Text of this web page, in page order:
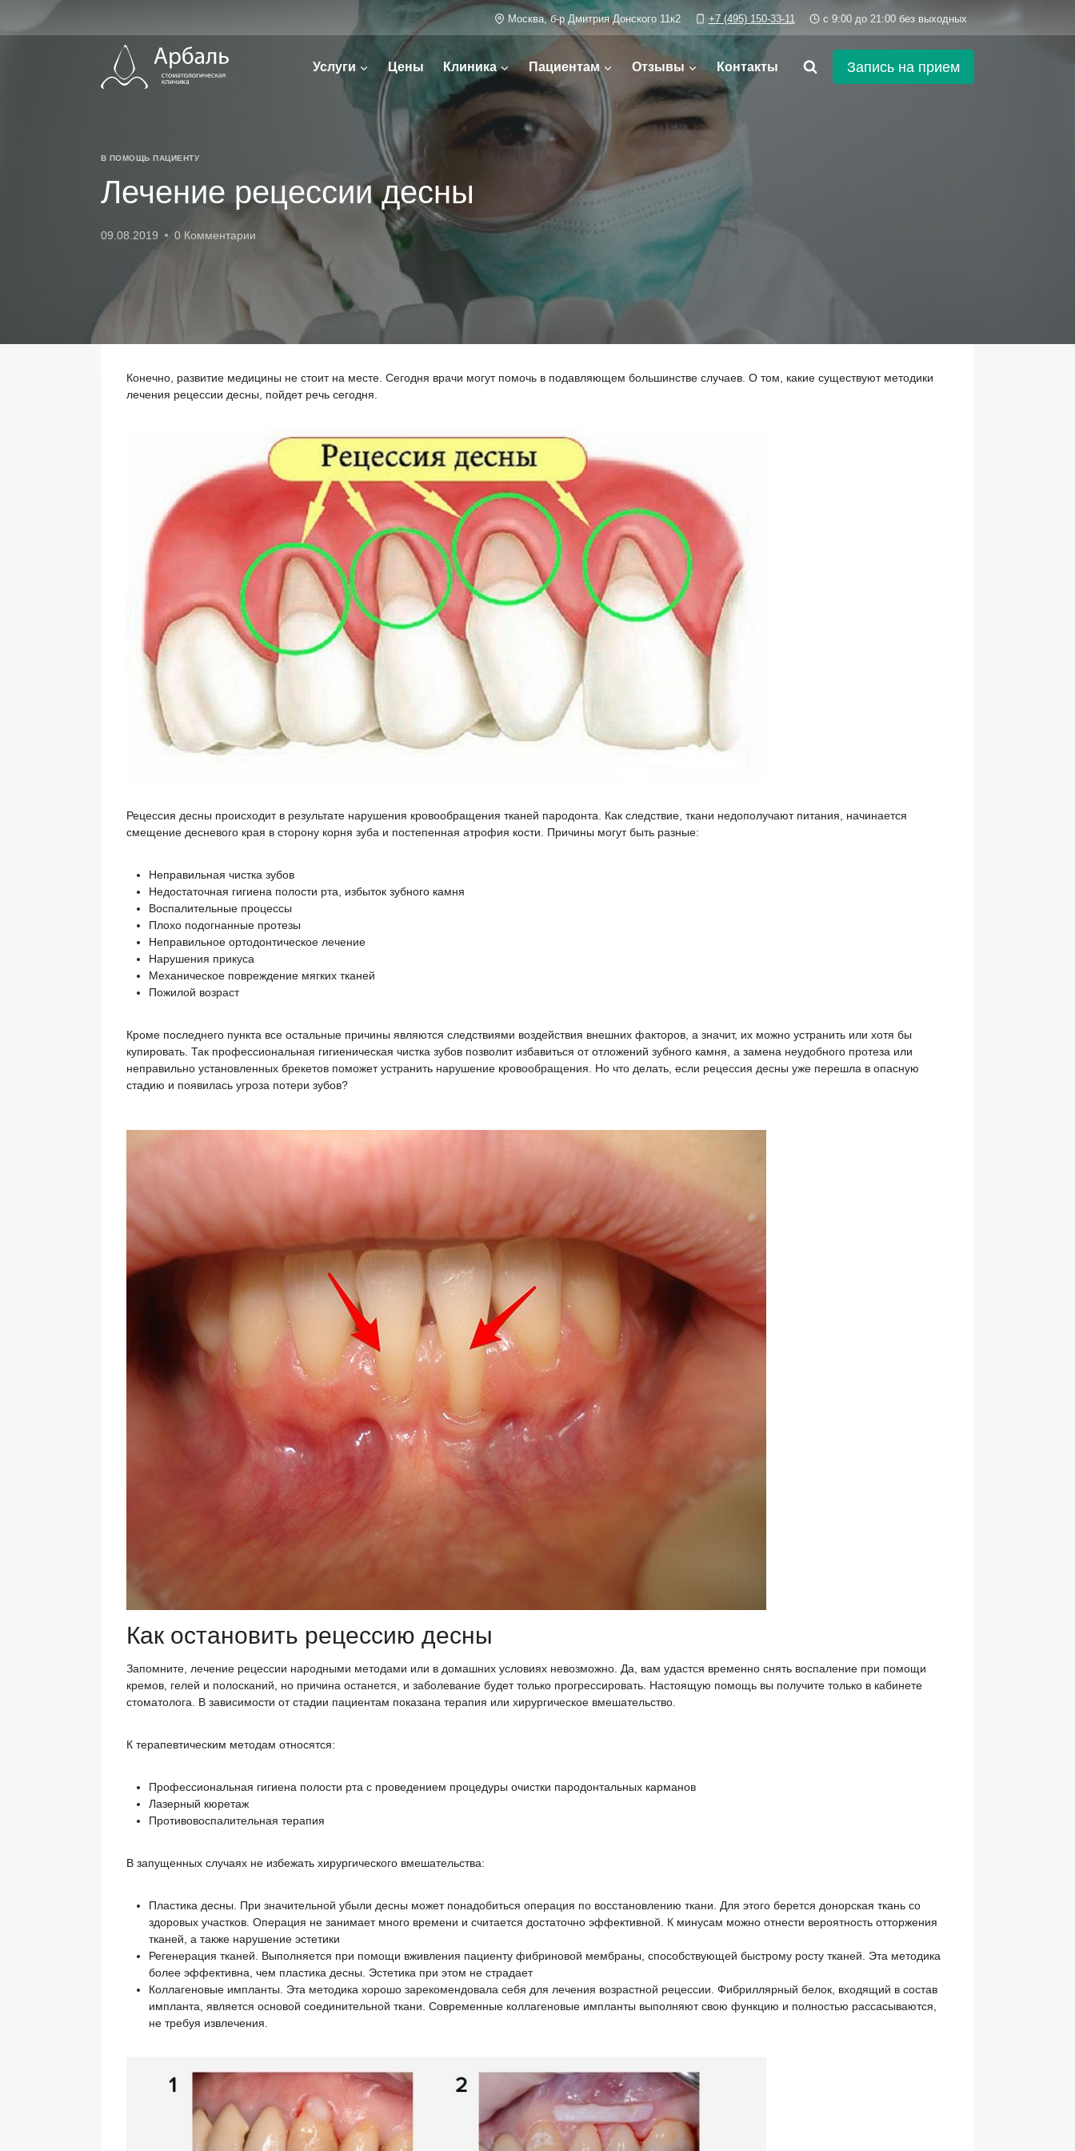
Москва, б-р Дмитрия Донского 11к2 +7 (495) 150-33-11 c 9:00 до 21:00 без выходных
Услуги Цены Клиника Пациентам Отзывы Контакты Запись на прием
В ПОМОЩЬ ПАЦИЕНТУ
Лечение рецессии десны
09.08.2019 0 Комментарии
Конечно, развитие медицины не стоит на месте. Сегодня врачи могут помочь в подавляющем большинстве случаев. О том, какие существуют методики
лечения рецессии десны, пойдет речь сегодня.
Рецессия десны происходит в результате нарушения кровообращения тканей пародонта. Как следствие, ткани недополучают питания, начинается
смещение десневого края в сторону корня зуба и постепенная атрофия кости. Причины могут быть разные:
Неправильная чистка зубов
Недостаточная гигиена полости рта, избыток зубного камня
Воспалительные процессы
Плохо подогнанные протезы
Неправильное ортодонтическое лечение
Нарушения прикуса
Механическое повреждение мягких тканей
Пожилой возраст
Кроме последнего пункта все остальные причины являются следствиями воздействия внешних факторов, а значит, их можно устранить или хотя бы
купировать. Так профессиональная гигиеническая чистка зубов позволит избавиться от отложений зубного камня, а замена неудобного протеза или
неправильно установленных брекетов поможет устранить нарушение кровообращения. Но что делать, если рецессия десны уже перешла в опасную
стадию и появилась угроза потери зубов?
Как остановить рецессию десны
Запомните, лечение рецессии народными методами или в домашних условиях невозможно. Да, вам удастся временно снять воспаление при помощи
кремов, гелей и полосканий, но причина останется, и заболевание будет только прогрессировать. Настоящую помощь вы получите только в кабинете
стоматолога. В зависимости от стадии пациентам показана терапия или хирургическое вмешательство.
К терапевтическим методам относятся:
Профессиональная гигиена полости рта с проведением процедуры очистки пародонтальных карманов
Лазерный кюретаж
Противовоспалительная терапия
В запущенных случаях не избежать хирургического вмешательства:
Пластика десны. При значительной убыли десны может понадобиться операция по восстановлению ткани. Для этого берется донорская ткань со
здоровых участков. Операция не занимает много времени и считается достаточно эффективной. К минусам можно отнести вероятность отторжения
тканей, а также нарушение эстетики
Регенерация тканей. Выполняется при помощи вживления пациенту фибриновой мембраны, способствующей быстрому росту тканей. Эта методика
более эффективна, чем пластика десны. Эстетика при этом не страдает
Коллагеновые импланты. Эта методика хорошо зарекомендовала себя для лечения возрастной рецессии. Фибриллярный белок, входящий в состав
импланта, является основой соединительной ткани. Современные коллагеновые импланты выполняют свою функцию и полностью рассасываются,
не требуя извлечения.